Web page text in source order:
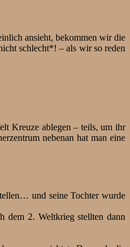
ansieht, bekommen wir die
schlecht*! – als wir so reden
Kreuze ablegen – teils, um ihr
nebenan hat man eine
und seine Tochter wurde
dem 2. Weltkrieg stellten dann